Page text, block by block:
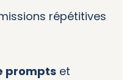
répétitives
promptset